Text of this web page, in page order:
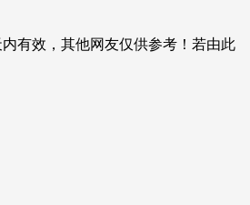
有效，其他网友仅供参考！若由此